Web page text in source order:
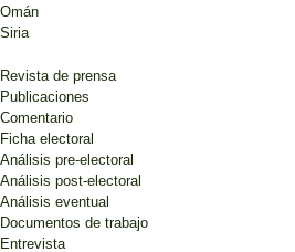
Omán
Siria
Revista de prensa
Publicaciones
Comentario
Ficha electoral
Análisis pre-electoral
Análisis post-electoral
Análisis eventual
Documentos de trabajo
Entrevista